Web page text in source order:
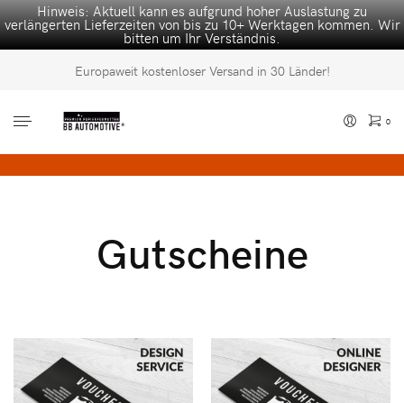
Hinweis: Aktuell kann es aufgrund hoher Auslastung zu
verlängerten Lieferzeiten von bis zu 10+ Werktagen kommen. Wir
bitten um Ihr Verständnis.
Europaweit kostenloser Versand in 30 Länder!
0
Gutscheine